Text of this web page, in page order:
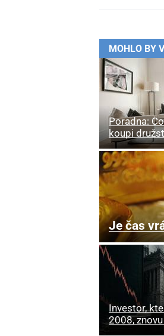
MOHLO BY
Poradna:
koupi
Je čas
Investor,
2008,